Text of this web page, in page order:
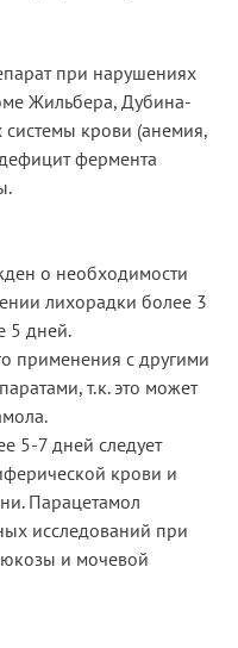
при нарушениях
Жильбера, Дубина-
крови (анемия,
фермента
о необходимости
лихорадки более 3
5 дней.
применения с другими
т.к. это может
5-7 дней следует
крови и
Парацетамол
исследований при
и мочевой